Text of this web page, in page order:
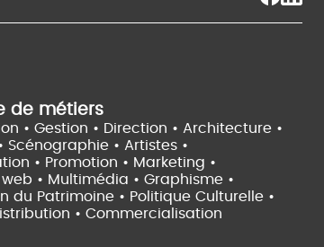
de métiers
• Gestion • Direction • Architecture •
Scénographie • Artistes •
• Promotion • Marketing •
• Multimédia • Graphisme •
du Patrimoine • Politique Culturelle •
• Commercialisation